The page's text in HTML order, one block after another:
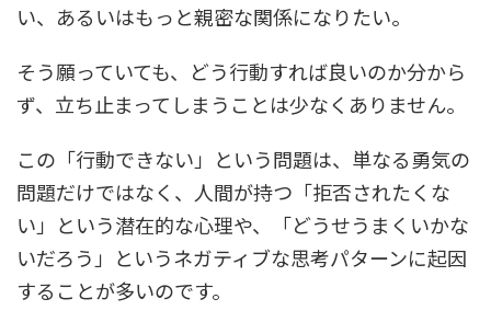
い、あるいはもっと親密な関係になりたい。
そう願っていても、どう行動すれば良いのか分から
ず、立ち止まってしまうことは少なくありません。
この「行動できない」という問題は、単なる勇気の
問題だけではなく、人間が持つ「拒否されたくな
い」という潜在的な心理や、「どうせうまくいかな
いだろう」というネガティブな思考パターンに起因
することが多いのです。